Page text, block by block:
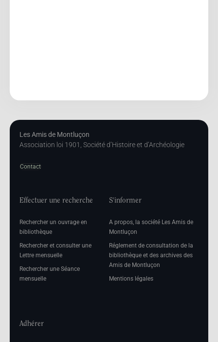
Les Amis de Montluçon
Association loi 1901, Société d’Histoire et d’Archéologie
Contact
Effectuer une recherche
Rechercher un ouvrage en
bibliothèque
Rechercher et consulter une
Lettre mensuelle
Rechercher une Séance
mensuelle
S'informer
A propos, la société Les Amis de
Montluçon
Réglement de consultation de la
bibliothèque et des archives des
Amis de Montluçon
Mentions légales
Adhérer